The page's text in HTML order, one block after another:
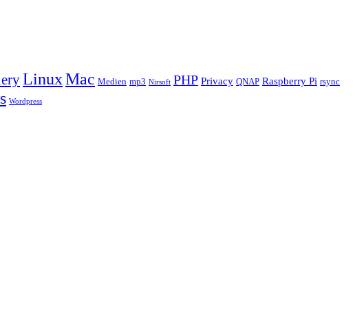
LinuxMac Medien mp3 Nirsoft PHP Privacy QNAP Raspberry Pi rsync
Wordpress